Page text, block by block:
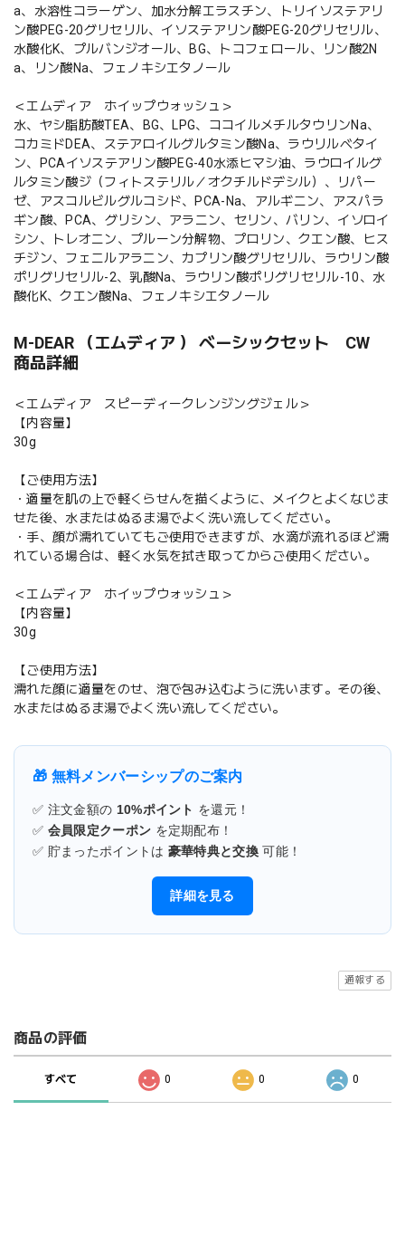
a、水溶性コラーゲン、加水分解エラスチン、トリイソステアリ
ン酸PEG-20グリセリル、イソステアリン酸PEG-20グリセリル、
水酸化K、プルバンジオール、BG、トコフェロール、リン酸2N
a、リン酸Na、フェノキシエタノール
＜エムディア ホイップウォッシュ＞
水、ヤシ脂肪酸TEA、BG、LPG、ココイルメチルタウリンNa、
コカミドDEA、ステアロイルグルタミン酸Na、ラウリルベタイ
ン、PCAイソステアリン酸PEG-40水添ヒマシ油、ラウロイルグ
ルタミン酸ジ（フィトステリル／オクチルドデシル）、リパー
ゼ、アスコルビルグルコシド、PCA-Na、アルギニン、アスパラ
ギン酸、PCA、グリシン、アラニン、セリン、バリン、イソロイ
シン、トレオニン、プルーン分解物、プロリン、クエン酸、ヒス
チジン、フェニルアラニン、カプリン酸グリセリル、ラウリン酸
ポリグリセリル-2、乳酸Na、ラウリン酸ポリグリセリル-10、水
酸化K、クエン酸Na、フェノキシエタノール
M-DEAR （エムディア ） ベーシックセット CW
商品詳細
＜エムディア スピーディークレンジングジェル＞
【内容量】
30g
【ご使用方法】
・適量を肌の上で軽くらせんを描くように、メイクとよくなじま
せた後、水またはぬるま湯でよく洗い流してください。
・手、顔が濡れていてもご使用できますが、水滴が流れるほど濡
れている場合は、軽く水気を拭き取ってからご使用ください。
＜エムディア ホイップウォッシュ＞
【内容量】
30g
【ご使用方法】
濡れた顔に適量をのせ、泡で包み込むように洗います。その後、
水またはぬるま湯でよく洗い流してください。
🎁 無料メンバーシップのご案内
✅ 注文金額の 10%ポイント を還元！
✅ 会員限定クーポン を定期配布！
✅ 貯まったポイントは 豪華特典と交換 可能！
詳細を見る
通報する
商品の評価
すべて 0 0 0